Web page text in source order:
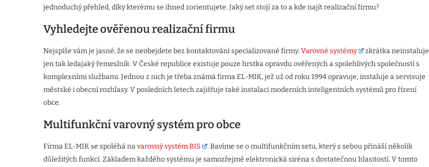
jednoduchý přehled, díky kterému se ihned zorientujete. Jaký set stojí za to a kde najít realizační firmu?
Vyhledejte ověřenou realizační firmu
Nejspíše vám je jasné, že se neobejdete bez kontaktování specializované firmy. Varovné systémy
zkrátka neinstaluje
jen tak ledajaký řemeslník. V České republice existuje pouze hrstka opravdu ověřených a spolehlivých společností s
komplexními službami. Jednou z nich je třeba známá firma EL-MIK, jež už od roku 1994 opravuje, instaluje a servisuje
městské i obecní rozhlasy. V posledních letech zajišťuje také instalaci moderních inteligentních systémů pro řízení
obce.
Multifunkční varovný systém pro obce
Firma EL-MIK se spoléhá navarovný systém BIS
. Bavíme se o multifunkčním setu, který s sebou přináší několik
důležitých funkcí. Základem každého systému je samozřejmě elektronická siréna s dostatečnou hlasitostí. V tomto